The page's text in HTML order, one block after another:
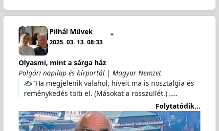
Pilhál Művek
2025. 03. 13. 08:33
Olyasmi, mint a sárga ház
Polgári napilap és hírportál | Magyar Nemzet
✍️"Ha megjelenik valahol, híveit ma is nosztalgia és
reménykedés tölti el. (Másokat a rosszullét.) „…
Folytatódik...